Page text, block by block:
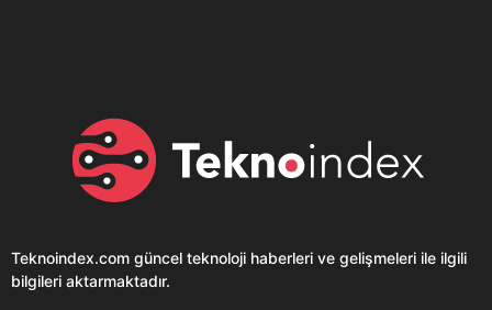
Teknoindex.com güncel teknoloji haberleri ve gelişmeleri ile ilgili
bilgileri aktarmaktadır.